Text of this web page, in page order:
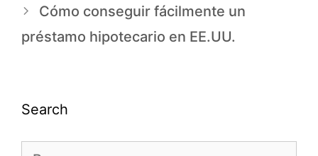
Cómo conseguir fácilmente un
préstamo hipotecario en EE.UU.
Search